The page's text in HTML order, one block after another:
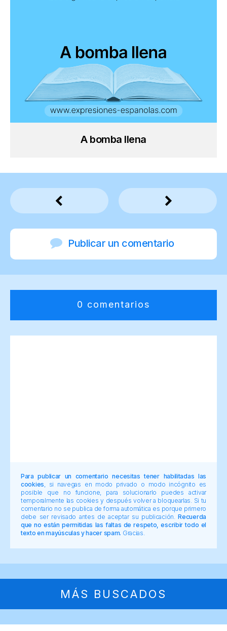
A bomba llena
Publicar un comentario
0 comentarios
Para publicar un comentario necesitas tener habilitadas las
cookies , si navegas en modo privado o modo incógnito es
posible que no funcione, para solucionarlo puedes activar
temporalmente las cookies y después volver a bloquearlas. Si tu
comentario no se publica de forma automática es porque primero
debe ser revisado antes de aceptar su publicación.Recuerda
que no están permitidas las faltas de respeto, escribir todo el
texto en mayúsculas y hacer spam. Gracias.
MÁS BUSCADOS